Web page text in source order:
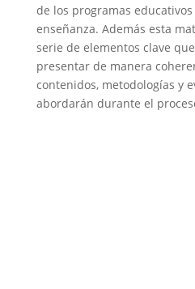
de los programas
enseñanza. Además esta
serie de elementos clave
presentar de manera
contenidos, metodologías y
abordarán durante el